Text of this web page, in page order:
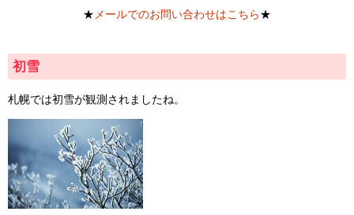
★ メールでのお問い合わせはこちら★
初雪
札幌では初雪が観測されましたね。